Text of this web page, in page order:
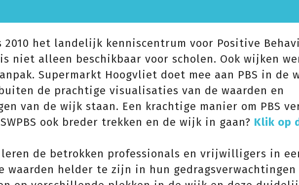
2010 het landelijk kenniscentrum voor Positive
is niet alleen beschikbaar voor scholen. Ook wijken
Supermarkt Hoogvliet doet mee aan PBS in de
de prachtige visualisaties van de waarden en
van de wijk staan. Een krachtige manier om PBS
ook breder trekken en de wijk in gaan? Klik op
leren de betrokken professionals en vrijwilligers in
waarden helder te zijn in hun gedragsverwachtingen